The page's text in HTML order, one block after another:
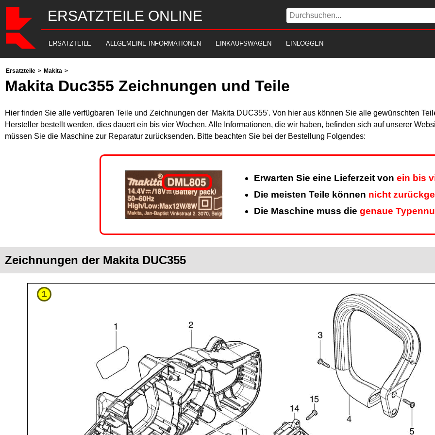
ERSATZTEILE ONLINE
ERSATZTEILE ALLGEMEINE INFORMATIONEN EINKAUFSWAGEN EINLOGGEN
Ersatzteile > Makita >
Makita Duc355 Zeichnungen und Teile
Hier finden Sie alle verfügbaren Teile und Zeichnungen der 'Makita DUC355'. Von hier aus können Sie alle gewünschten
Hersteller bestellt werden, dies dauert ein bis vier Wochen. Alle Informationen, die wir haben, befinden sich auf unserer
müssen Sie die Maschine zur Reparatur zurücksenden. Bitte beachten Sie bei der Bestellung Folgendes:
Erwarten Sie eine Lieferzeit von ein bis
Die meisten Teile können nicht
Die Maschine muss die genaue
Zeichnungen der Makita DUC355
1